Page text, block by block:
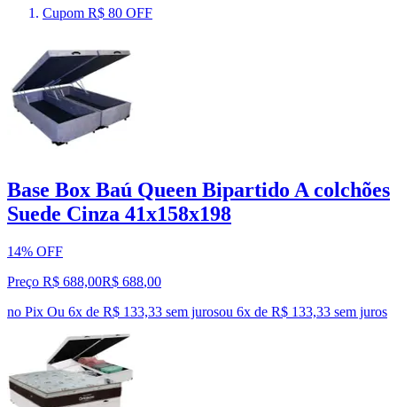
Cupom R$ 80 OFF
Base Box Baú Queen Bipartido A colchões
Suede Cinza 41x158x198
14% OFF
Preço R$ 688,00R$ 688,00
no Pix Ou 6x de R$ 133,33 sem jurosou 6x de R$ 133,33 sem juros